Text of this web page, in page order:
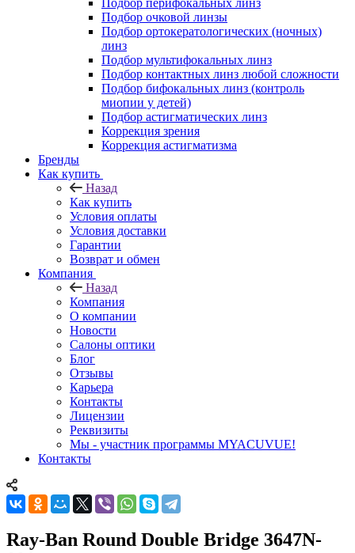
Подбор перифокальных линз
Подбор очковой линзы
Подбор ортокератологических (ночных)
линз
Подбор мультифокальных линз
Подбор контактных линз любой сложности
Подбор бифокальных линз (контроль
миопии у детей)
Подбор астигматических линз
Коррекция зрения
Коррекция астигматизма
Бренды
Как купить
Назад
Как купить
Условия оплаты
Условия доставки
Гарантии
Возврат и обмен
Компания
Назад
Компания
О компании
Новости
Салоны оптики
Блог
Отзывы
Карьера
Контакты
Лицензии
Реквизиты
Мы - участник программы MYACUVUE!
Контакты
Ray-Ban Round Double Bridge 3647N-